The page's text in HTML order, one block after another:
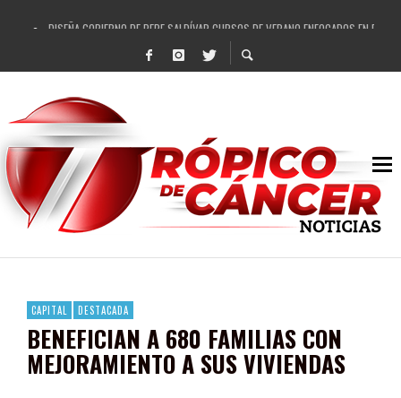
DISEÑA GOBIERNO DE PEPE SALDÍVAR CURSOS DE VERANO ENFOCADOS EN
REFRENDAN LOS 28 DELEGADOS Y 14 COMISARIADOS DE GUADALUPE APOYO A
FORTALECE GOBIERNO DE PEPE SALDÍVAR LA EDUCACIÓN EN LA ZACATECANA
GOBIERNO DE PEPE SALDÍVAR Y GRUPO FEMSA GENERAN MÁS DE 3 MIL EMPLEOS
CUARTA FERIA EXPO AGROPECUARIA TRAJO BENEFICIO DIRECTO A GUADALUPE:
RECONOCE PEPE SALDÍVAR A ARTISTA ZACATECANA VICTORIA HERNÁNDEZ
EGRESA GOBIERNO DE PEPE SALDÍVAR A 500 NUEVAS EMPRESARIAS
SON MUJERES GUADALUPENSES PRINCIPALES BENEFICIADAS DEL PROGRAMA
CAPITAL DESTACADA
BENEFICIAN A 680 FAMILIAS CON
MEJORAMIENTO A SUS VIVIENDAS